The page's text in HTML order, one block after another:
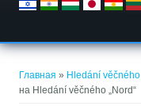
Главная » Hledání věčného
на Hledání věčného „Nord“